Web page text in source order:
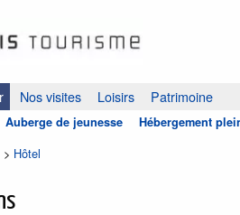
Nos visites Loisirs Patrimoine
Auberge de jeunesse Hébergement
Hôtel